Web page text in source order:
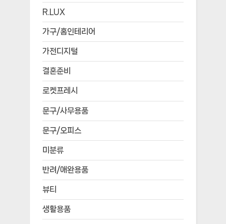
R.LUX
가구/홈인테리어
가전디지털
결혼준비
로켓프레시
문구/사무용품
문구/오피스
미분류
반려/애완용품
뷰티
생활용품